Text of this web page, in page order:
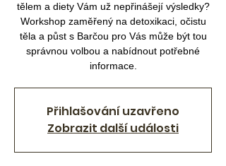
tělem a diety Vám už nepřinášejí výsledky?
Workshop zaměřený na detoxikaci, očistu
těla a půst s Barčou pro Vás může být tou
správnou volbou a nabídnout potřebné
informace.
Přihlašování uzavřeno
Zobrazit další události